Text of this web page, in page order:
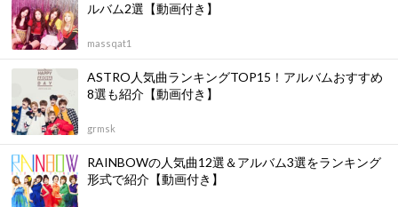
ルバム2選【動画付き】
massqat1
ASTRO人気曲ランキングTOP15！アルバムおすすめ
8選も紹介【動画付き】
grmsk
RAINBOWの人気曲12選＆アルバム3選をランキング
形式で紹介【動画付き】